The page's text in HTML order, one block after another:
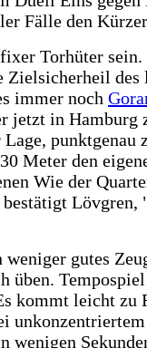
Fälle den
Torhüter
Zielsicherheil des
immer noch
jetzt in Hamburg
punktgenau
Meter den
Wie der
Lövgren,
gutes
üben.
kommt leicht zu
wenigen